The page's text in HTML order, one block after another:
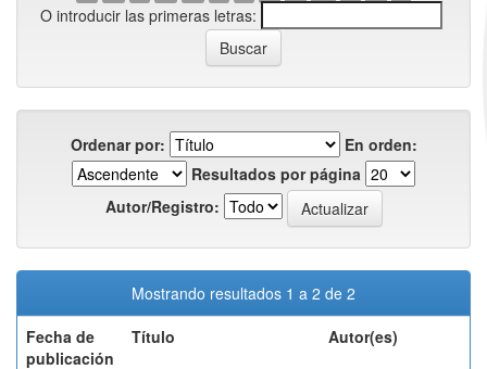
O introducir las primeras letras:
Ordenar por:
En orden:
Resultados por página
Autor/Registro:
Mostrando resultados 1 a 2 de 2
Fecha de
publicación
Título Autor(es)